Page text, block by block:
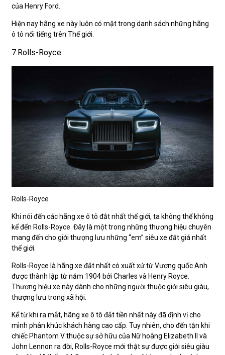
của Henry Ford.
Hiện nay hãng xe này luôn có mặt trong danh sách những hãng
ô tô nổi tiếng trên Thế giới.
7.Rolls-Royce
Rolls-Royce
Khi nói đến các hãng xe ô tô đắt nhất thế giới, ta không thể không
kể đến Rolls-Royce. Đây là một trong những thương hiệu chuyên
mang đến cho giới thượng lưu những “em” siêu xe đắt giá nhất
thế giới.
Rolls-Royce là hãng xe đắt nhất có xuất xứ từ Vương quốc Anh
được thành lập từ năm 1904 bởi Charles và Henry Royce.
Thương hiệu xe này dành cho những người thuộc giới siêu giàu,
thượng lưu trong xã hội.
Kể từ khi ra mắt, hãng xe ô tô đắt tiền nhất này đã định vị cho
mình phân khúc khách hàng cao cấp. Tuy nhiên, cho đến tận khi
chiếc Phantom V thuộc sự sở hữu của Nữ hoàng Elizabeth II và
John Lennon ra đời, Rolls-Royce mới thật sự được giới siêu giàu